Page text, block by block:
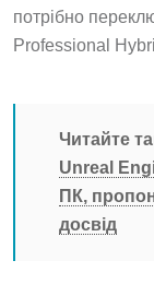
потрібно
Professional
Читайте
Unreal
ПК,
досвід